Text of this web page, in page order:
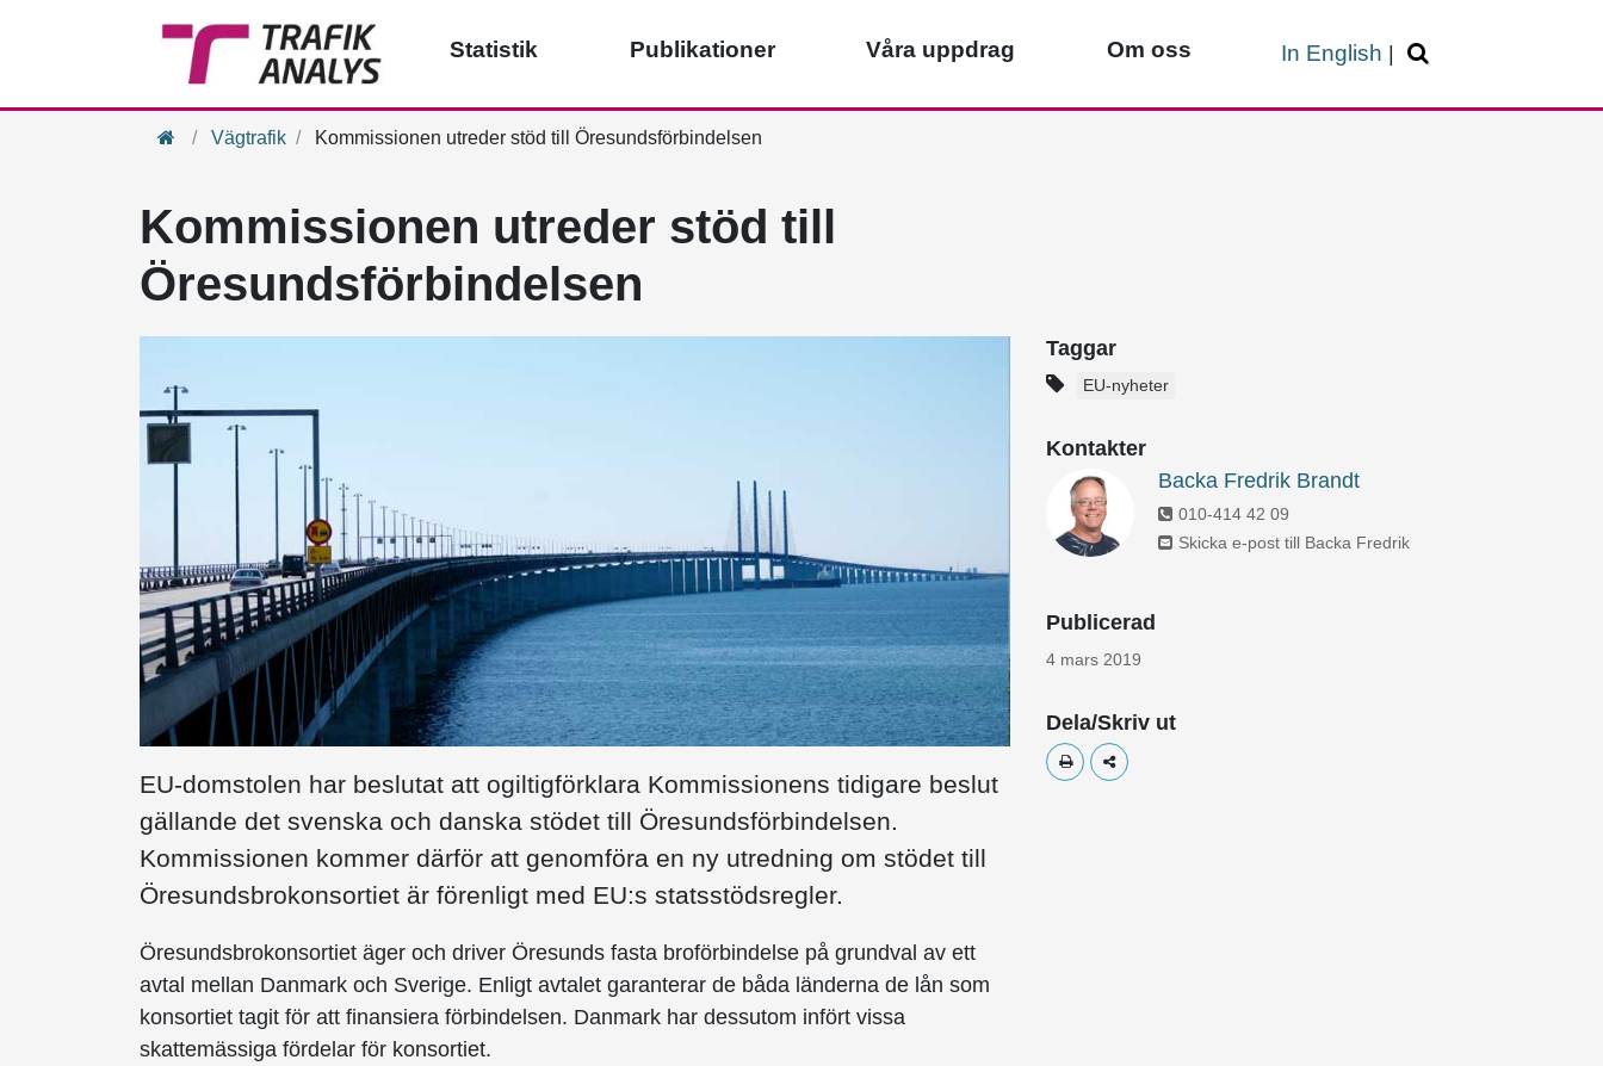
Statistik Publikationer Våra uppdrag Om oss In English
HemVägtrafik Kommissionen utreder stöd till Öresundsförbindelsen
Kommissionen utreder stöd till
Öresundsförbindelsen
EU-domstolen har beslutat att ogiltigförklara Kommissionens tidigare beslut
gällande det svenska och danska stödet till Öresundsförbindelsen.
Kommissionen kommer därför att genomföra en ny utredning om stödet till
Öresundsbrokonsortiet är förenligt med EU:s statsstödsregler.
Öresundsbrokonsortiet äger och driver Öresunds fasta broförbindelse på grundval av ett
avtal mellan Danmark och Sverige. Enligt avtalet garanterar de båda länderna de lån som
konsortiet tagit för att finansiera förbindelsen. Danmark har dessutom infört vissa
skattemässiga fördelar för konsortiet.
Taggar
EU-nyheter
Kontakter
Backa Fredrik Brandt
010-414 42 09
Skicka e-post till Backa Fredrik
Publicerad
4 mars 2019
Dela/Skriv ut
Skriv utDela